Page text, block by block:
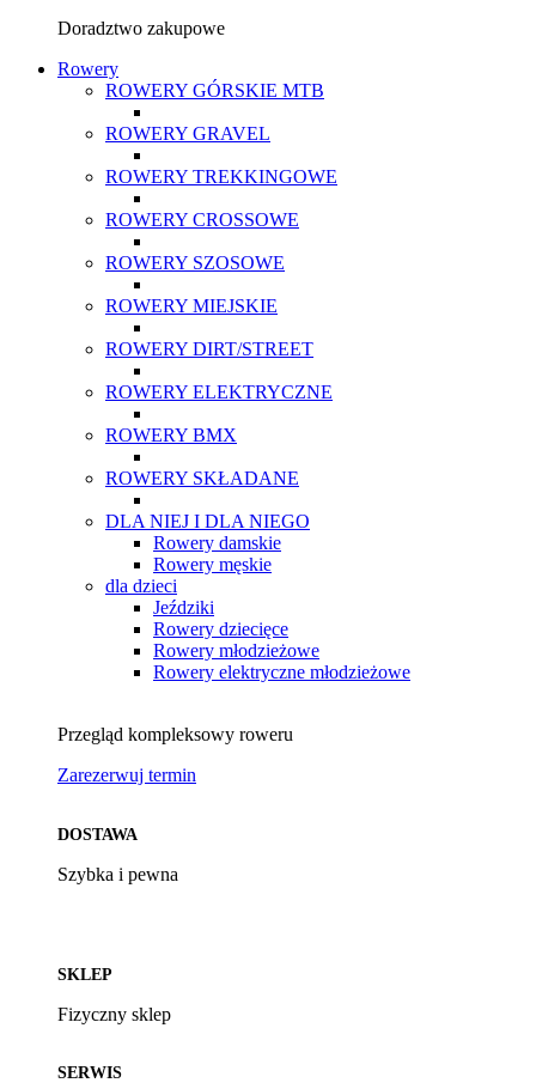
Doradztwo zakupowe
Rowery
ROWERY GÓRSKIE MTB
ROWERY GRAVEL
ROWERY TREKKINGOWE
ROWERY CROSSOWE
ROWERY SZOSOWE
ROWERY MIEJSKIE
ROWERY DIRT/STREET
ROWERY ELEKTRYCZNE
ROWERY BMX
ROWERY SKŁADANE
DLA NIEJ I DLA NIEGO
Rowery damskie
Rowery męskie
dla dzieci
Jeździki
Rowery dziecięce
Rowery młodzieżowe
Rowery elektryczne młodzieżowe
Przegląd kompleksowy roweru
Zarezerwuj termin
DOSTAWA
Szybka i pewna
SKLEP
Fizyczny sklep
SERWIS